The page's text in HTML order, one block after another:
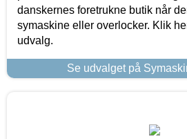
danskernes foretrukne butik når
symaskine eller overlocker. Klik
udvalg.
Se udvalget på